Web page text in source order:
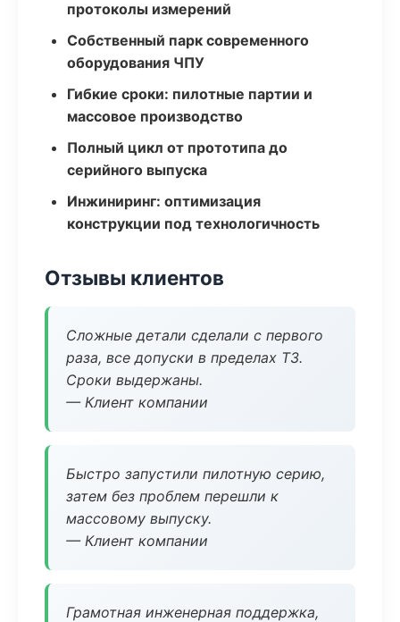
протоколы измерений
Собственный парк современного
оборудования ЧПУ
Гибкие сроки: пилотные партии и
массовое производство
Полный цикл от прототипа до
серийного выпуска
Инжиниринг: оптимизация
конструкции под технологичность
Отзывы клиентов
Сложные детали сделали с первого
раза, все допуски в пределах ТЗ.
Сроки выдержаны.
— Клиент компании
Быстро запустили пилотную серию,
затем без проблем перешли к
массовому выпуску.
— Клиент компании
Грамотная инженерная поддержка,